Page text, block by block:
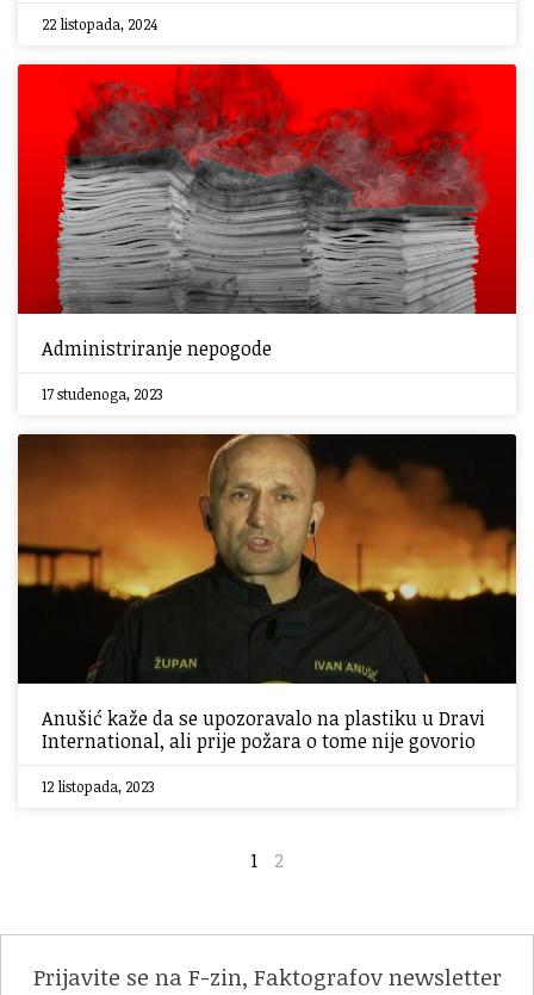
22 listopada, 2024
Administriranje nepogode
17 studenoga, 2023
Anušić kaže da se upozoravalo na plastiku u Dravi
International, ali prije požara o tome nije govorio
12 listopada, 2023
1 2
Prijavite se na F-zin, Faktografov newsletter